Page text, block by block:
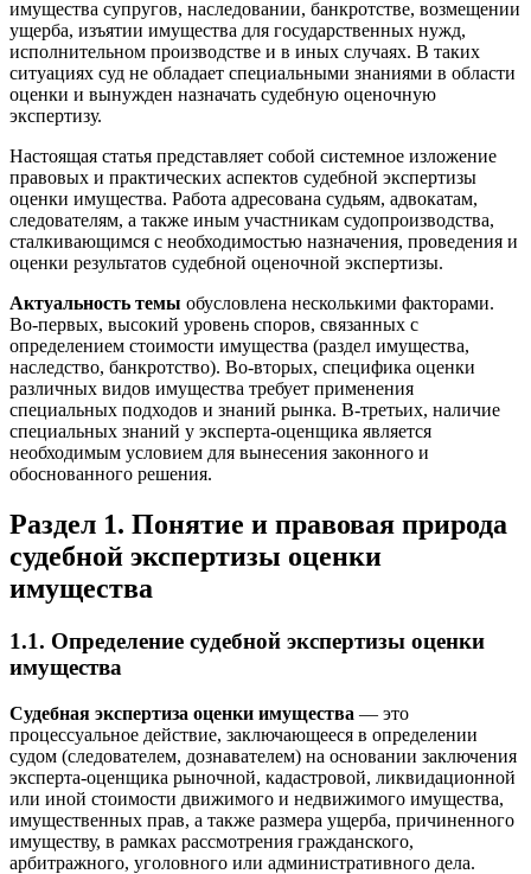
имущества супругов, наследовании, банкротстве, возмещении
ущерба, изъятии имущества для государственных нужд,
исполнительном производстве и в иных случаях. В таких
ситуациях суд не обладает специальными знаниями в области
оценки и вынужден назначать судебную оценочную
экспертизу.
Настоящая статья представляет собой системное изложение
правовых и практических аспектов судебной экспертизы
оценки имущества. Работа адресована судьям, адвокатам,
следователям, а также иным участникам судопроизводства,
сталкивающимся с необходимостью назначения, проведения и
оценки результатов судебной оценочной экспертизы.
Актуальность темы обусловлена несколькими факторами.
Во-первых, высокий уровень споров, связанных с
определением стоимости имущества (раздел имущества,
наследство, банкротство). Во-вторых, специфика оценки
различных видов имущества требует применения
специальных подходов и знаний рынка. В-третьих, наличие
специальных знаний у эксперта-оценщика является
необходимым условием для вынесения законного и
обоснованного решения.
Раздел 1. Понятие и правовая природа
судебной экспертизы оценки
имущества
1.1. Определение судебной экспертизы оценки
имущества
Судебная экспертиза оценки имущества — это
процессуальное действие, заключающееся в определении
судом (следователем, дознавателем) на основании заключения
эксперта-оценщика рыночной, кадастровой, ликвидационной
или иной стоимости движимого и недвижимого имущества,
имущественных прав, а также размера ущерба, причиненного
имуществу, в рамках рассмотрения гражданского,
арбитражного, уголовного или административного дела.